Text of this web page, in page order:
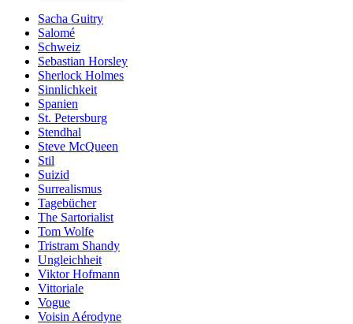
Sacha Guitry
Salomé
Schweiz
Sebastian Horsley
Sherlock Holmes
Sinnlichkeit
Spanien
St. Petersburg
Stendhal
Steve McQueen
Stil
Suizid
Surrealismus
Tagebücher
The Sartorialist
Tom Wolfe
Tristram Shandy
Ungleichheit
Viktor Hofmann
Vittoriale
Vogue
Voisin Aérodyne